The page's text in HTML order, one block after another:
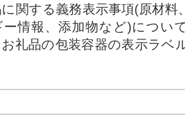
関する義務表示事項(原材料
ー情報、添加物など)につい
礼品の包装容器の表示ラベ